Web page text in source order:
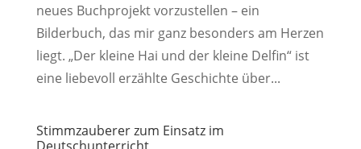
neues Buchprojekt vorzustellen – ein
Bilderbuch, das mir ganz besonders am Herzen
liegt. „Der kleine Hai und der kleine Delfin“ ist
eine liebevoll erzählte Geschichte über...
Stimmzauberer zum Einsatz im
Deutschunterricht